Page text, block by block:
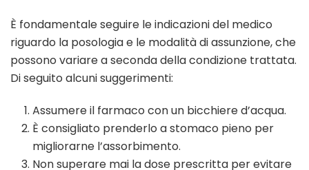
È fondamentale seguire le indicazioni del medico
riguardo la posologia e le modalità di assunzione, che
possono variare a seconda della condizione trattata.
Di seguito alcuni suggerimenti:
Assumere il farmaco con un bicchiere d’acqua.
È consigliato prenderlo a stomaco pieno per
migliorarne l’assorbimento.
Non superare mai la dose prescritta per evitare